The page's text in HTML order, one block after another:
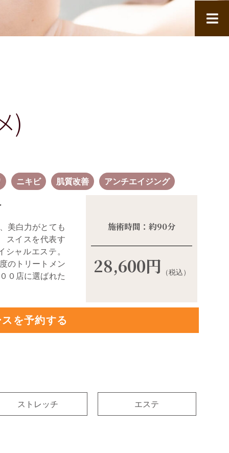
)
ニキビ 肌質改善 アンチエイジング
美白力がとても
スイスを代表す
ャルエステ。
のトリートメン
０店に選ばれた
施術時間：約90分
28,600円 （税込）
を予約する
ストレッチ エステ